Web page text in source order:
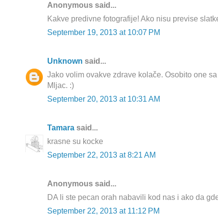
Anonymous said...
Kakve predivne fotografije! Ako nisu previse
September 19, 2013 at 10:07 PM
Unknown said...
Jako volim ovakve zdrave kolače. Osobito one
Mljac. :)
September 20, 2013 at 10:31 AM
Tamara said...
krasne su kocke
September 22, 2013 at 8:21 AM
Anonymous said...
DA li ste pecan orah nabavili kod nas i ako da
September 22, 2013 at 11:12 PM